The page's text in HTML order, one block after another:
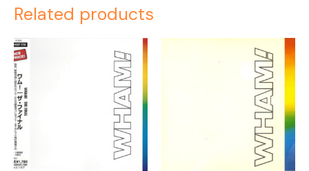
Related products